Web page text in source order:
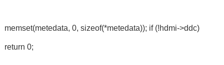
memset(metedata, 0, sizeof(*metedata)); if (!hdmi->ddc)
return 0;